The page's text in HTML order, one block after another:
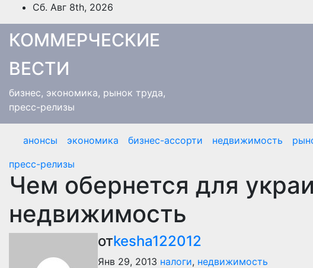
Перейти
к
содержимому
Сб. Авг 8th, 2026
КОММЕРЧЕСКИЕ
ВЕСТИ
бизнес, экономика, рынок труда,
пресс-релизы
анонсы экономика бизнес-ассорти недвижимость
пресс-релизы
Чем обернется для
недвижимость
отkesha122012
Янв 29, 2013 налоги, недвижимость